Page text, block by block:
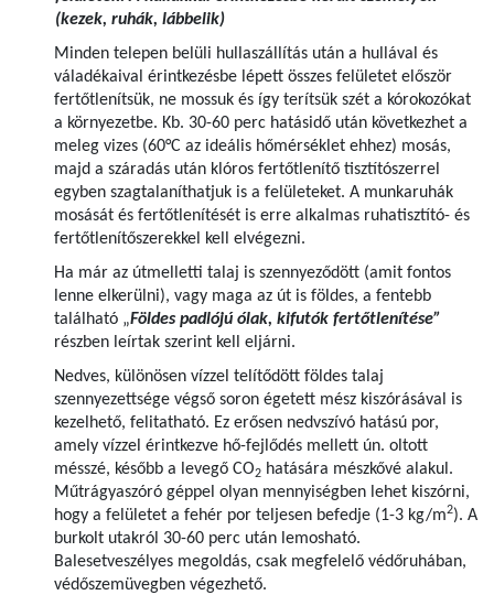
(kezek, ruhák, lábbelik)
Minden telepen belüli hullaszállítás után a hullával és
váladékaival érintkezésbe lépett összes felületet először
fertőtlenítsük, ne mossuk és így terítsük szét a kórokozókat
a környezetbe. Kb. 30-60 perc hatásidő után következhet a
meleg vizes (60°C az ideális hőmérséklet ehhez) mosás,
majd a száradás után klóros fertőtlenítő tisztítószerrel
egyben szagtalaníthatjuk is a felületeket. A munkaruhák
mosását és fertőtlenítését is erre alkalmas ruhatisztító- és
fertőtlenítőszerekkel kell elvégezni.
Ha már az útmelletti talaj is szennyeződött (amit fontos
lenne elkerülni), vagy maga az út is földes, a fentebb
található „Földes padlójú ólak, kifutók fertőtlenítése”
részben leírtak szerint kell eljárni.
Nedves, különösen vízzel telítődött földes talaj
szennyezettsége végső soron égetett mész kiszórásával is
kezelhető, felitatható. Ez erősen nedvszívó hatású por,
amely vízzel érintkezve hő-fejlődés mellett ún. oltott
mésszé, később a levegő CO2 hatására mészkővé alakul.
Műtrágyaszóró géppel olyan mennyiségben lehet kiszórni,
hogy a felületet a fehér por teljesen befedje (1-3 kg/m2). A
burkolt utakról 30-60 perc után lemosható.
Balesetveszélyes megoldás, csak megfelelő védőruhában,
védőszemüvegben végezhető.